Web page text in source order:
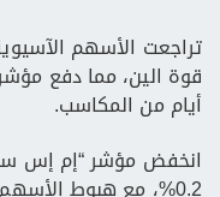
تراجعت الأسهم
قوة الين، مما دفع
أيام من المكاسب.
انخفض مؤشر “إم إس